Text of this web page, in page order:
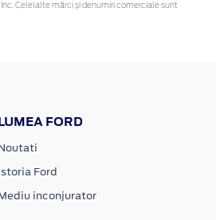
Celelalte mărci și denumiri comerciale sunt
FORD
Ford
inconjurator